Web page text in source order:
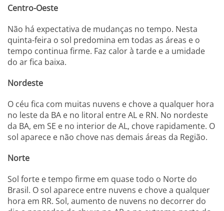
Centro-Oeste
Não há expectativa de mudanças no tempo. Nesta
quinta-feira o sol predomina em todas as áreas e o
tempo continua firme. Faz calor à tarde e a umidade
do ar fica baixa.
Nordeste
O céu fica com muitas nuvens e chove a qualquer hora
no leste da BA e no litoral entre AL e RN. No nordeste
da BA, em SE e no interior de AL, chove rapidamente. O
sol aparece e não chove nas demais áreas da Região.
Norte
Sol forte e tempo firme em quase todo o Norte do
Brasil. O sol aparece entre nuvens e chove a qualquer
hora em RR. Sol, aumento de nuvens no decorrer do